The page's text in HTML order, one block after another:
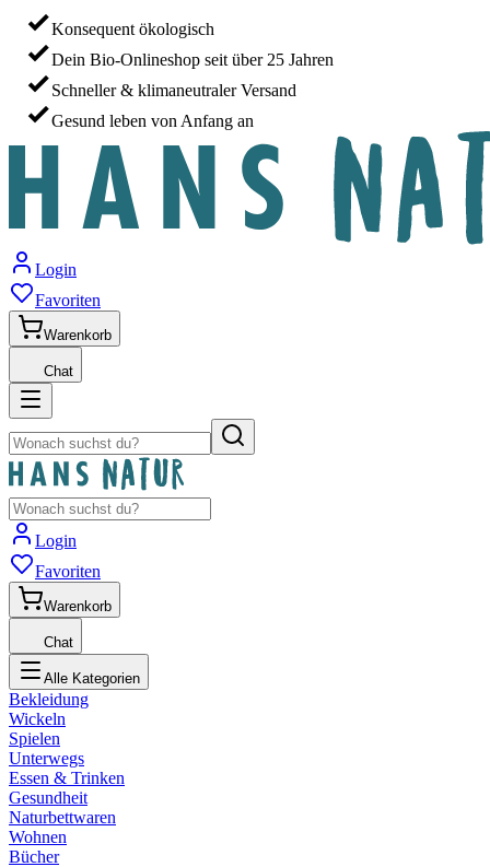
Konsequent ökologisch
Dein Bio-Onlineshop seit über 25 Jahren
Schneller & klimaneutraler Versand
Gesund leben von Anfang an
Login
Favoriten
Warenkorb
Chat
Login
Favoriten
Warenkorb
Chat
Alle Kategorien
Bekleidung
Wickeln
Spielen
Unterwegs
Essen & Trinken
Gesundheit
Naturbettwaren
Wohnen
Bücher